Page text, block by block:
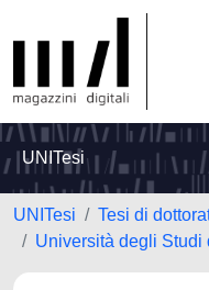
UNITesi
UNITesi
Tesi di
Università degli Studi